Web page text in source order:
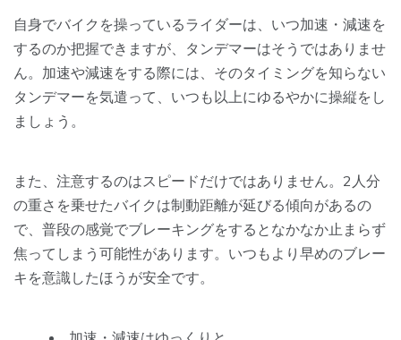
自身でバイクを操っているライダーは、いつ加速・減速を
するのか把握できますが、タンデマーはそうではありませ
ん。加速や減速をする際には、そのタイミングを知らない
タンデマーを気遣って、いつも以上にゆるやかに操縦をし
ましょう。
また、注意するのはスピードだけではありません。2人分
の重さを乗せたバイクは制動距離が延びる傾向があるの
で、普段の感覚でブレーキングをするとなかなか止まらず
焦ってしまう可能性があります。いつもより早めのブレー
キを意識したほうが安全です。